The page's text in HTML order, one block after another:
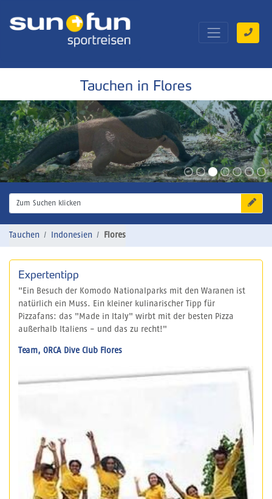
Tauchen in Flores
Zum Suchen klicken
Tauchen Indonesien Flores
Expertentipp
"Ein Besuch der Komodo Nationalparks mit den Waranen ist
natürlich ein Muss. Ein kleiner kulinarischer Tipp für
Pizzafans: das "Made in Italy" wirbt mit der besten Pizza
außerhalb Italiens - und das zu recht!"
Team, ORCA Dive Club Flores